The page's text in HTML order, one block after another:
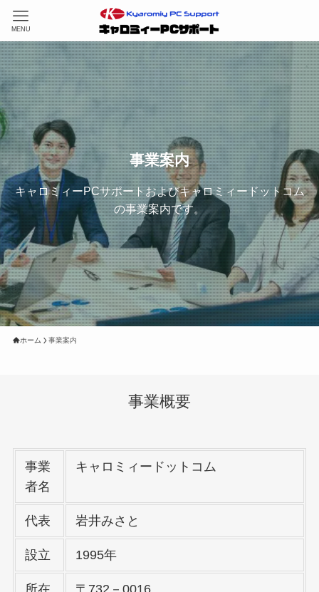
MENU
事業案内
キャロミィーPCサポートおよびキャロミィードットコム
の事業案内です。
ホーム 事業案内
事業概要
事業
者名
キャロミィードットコム
代表 岩井みさと
設立 1995年
所在
〒732－0016